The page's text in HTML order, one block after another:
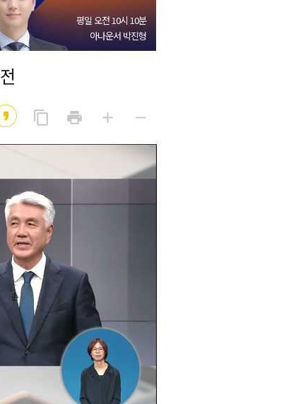
2026년 08월 07일(금)
2026년 08월 07일(금)
2026년 08월 07일(금)
2026년 08월 07일(금)
평일 오전 10시 10분
아나운서 박진형
content_copy
사
print add
게
remove
게